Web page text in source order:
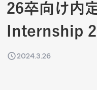
26卒向け内
Internship
2024.3.26